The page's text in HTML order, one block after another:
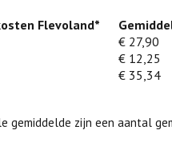
Flevoland*
€ 27,90
€ 12,25
€ 35,34
gemiddelde zijn een aantal